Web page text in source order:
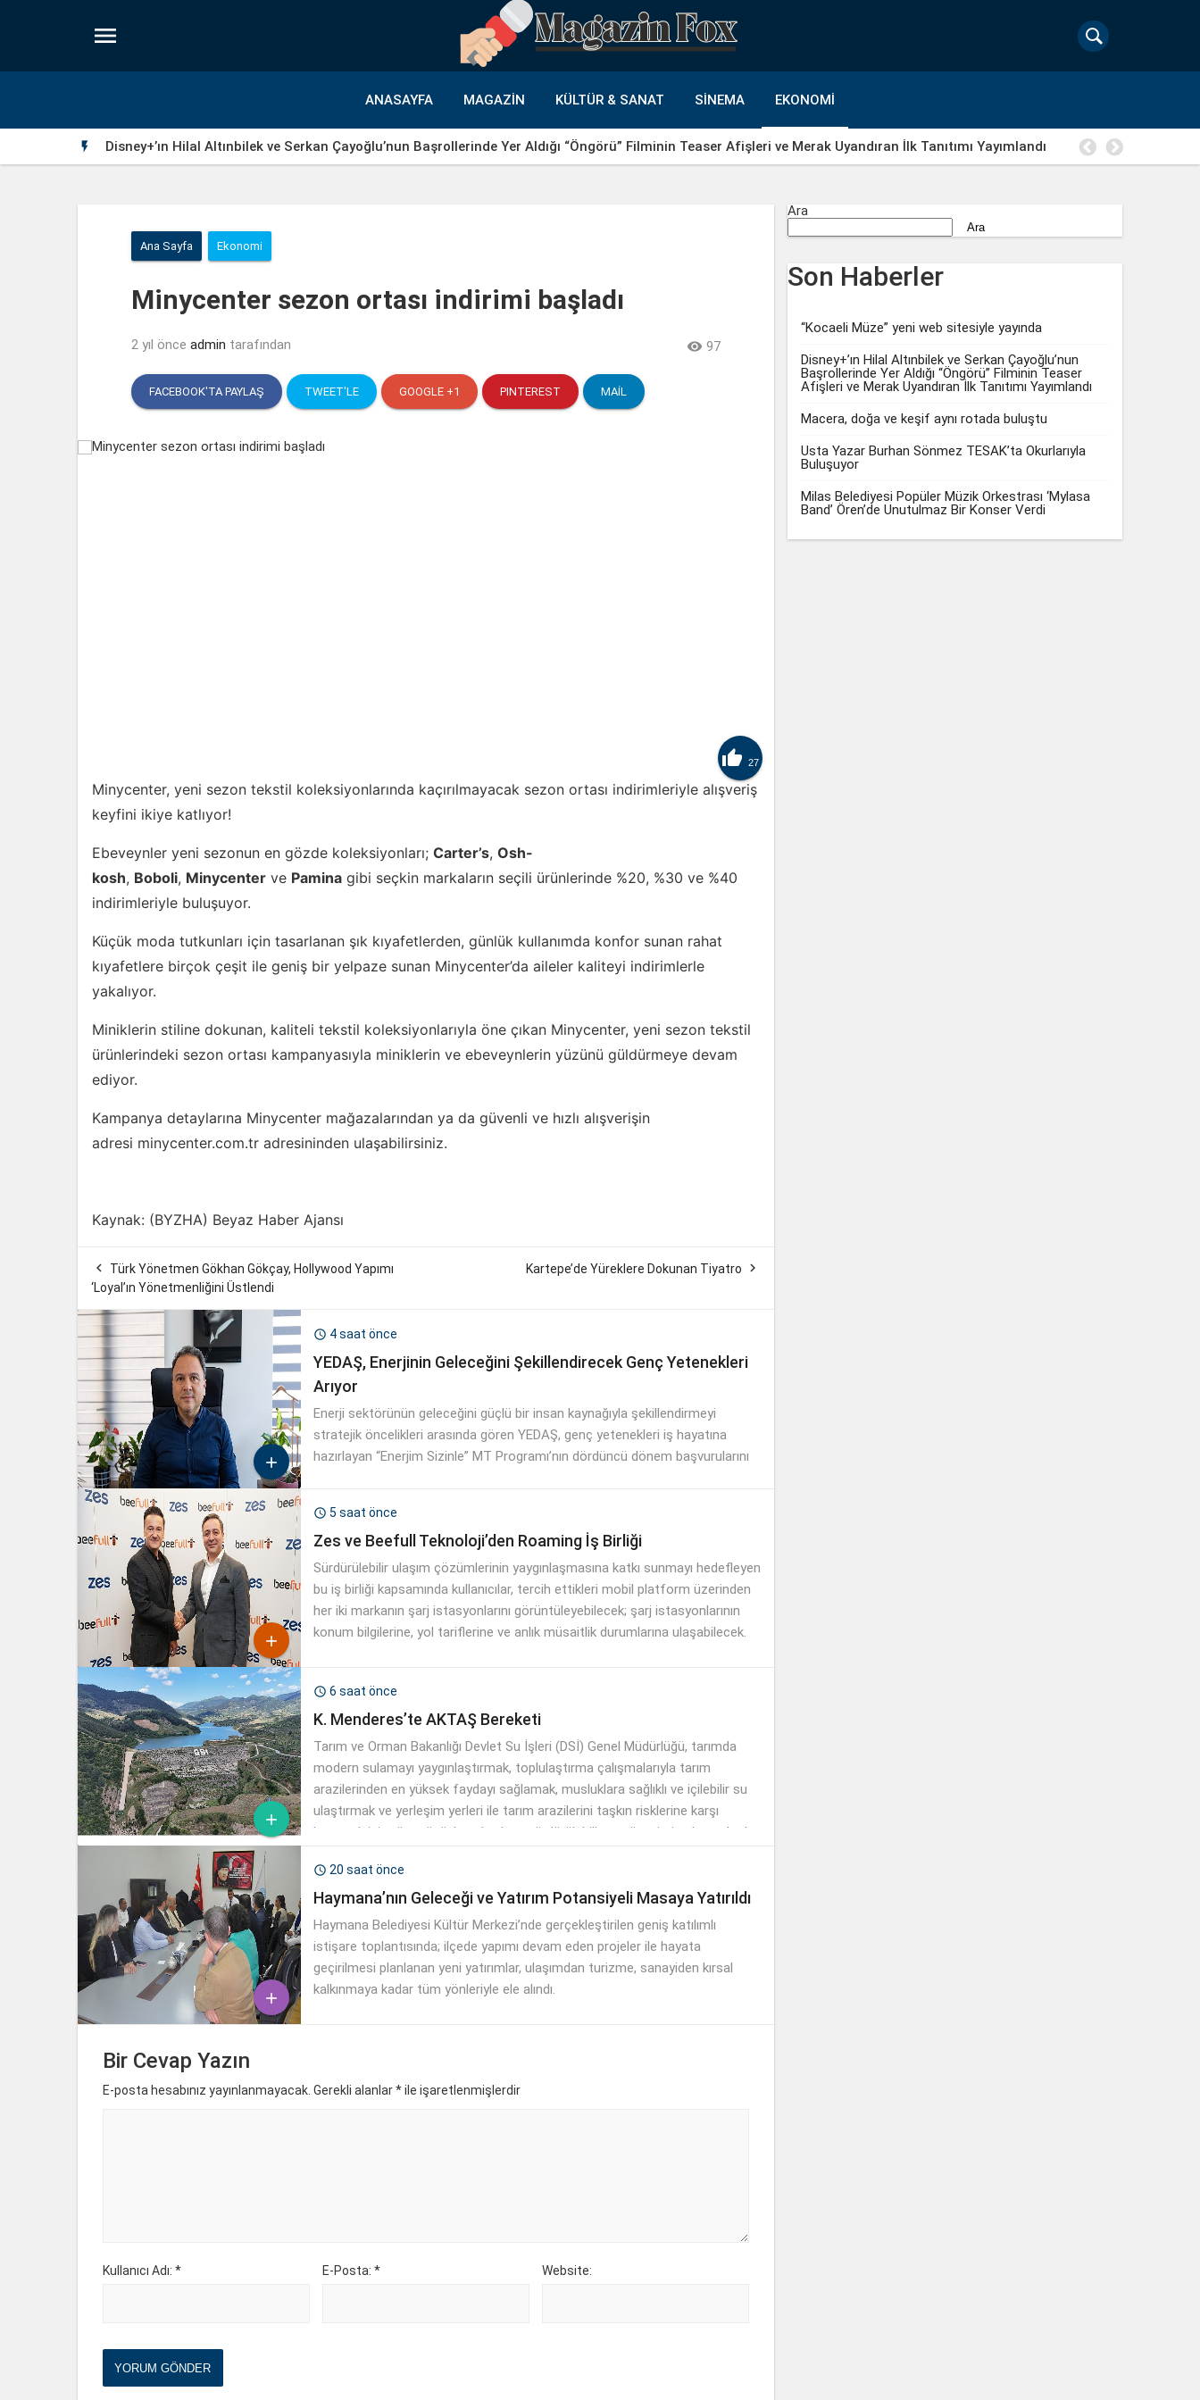

ANASAYFA MAGAZIN KÜLTÜR & SANAT SINEMA EKONOMI
 Disney+’ın Hilal Altınbilek ve Serkan Çayoğlu’nun Başrollerinde Yer Aldığı “Öngörü” Filminin Teaser Afişleri ve Merak Uyandıran İlk Tanıtımı Yayımlandı
Ana Sayfa Ekonomi
Minycenter sezon ortası indirimi başladı
2 yıl önce admin tarafından  97
FACEBOOK'TA PAYLAŞ TWEET'LE GOOGLE +1 PINTEREST MAIL
 27
Minycenter, yeni sezon tekstil koleksiyonlarında kaçırılmayacak sezon ortası indirimleriyle alışveriş
keyfini ikiye katlıyor!
Ebeveynler yeni sezonun en gözde koleksiyonları; Carter’s, Osh-
kosh, Boboli, Minycenter ve Pamina gibi seçkin markaların seçili ürünlerinde %20, %30 ve %40
indirimleriyle buluşuyor.
Küçük moda tutkunları için tasarlanan şık kıyafetlerden, günlük kullanımda konfor sunan rahat
kıyafetlere birçok çeşit ile geniş bir yelpaze sunan Minycenter’da aileler kaliteyi indirimlerle
yakalıyor.
Miniklerin stiline dokunan, kaliteli tekstil koleksiyonlarıyla öne çıkan Minycenter, yeni sezon tekstil
ürünlerindeki sezon ortası kampanyasıyla miniklerin ve ebeveynlerin yüzünü güldürmeye devam
ediyor.
Kampanya detaylarına Minycenter mağazalarından ya da güvenli ve hızlı alışverişin
adresi minycenter.com.tr adresininden ulaşabilirsiniz.
Kaynak: (BYZHA) Beyaz Haber Ajansı

Türk Yönetmen Gökhan Gökçay, Hollywood Yapımı
‘Loyal’ın Yönetmenliğini Üstlendi
Kartepe’de Yüreklere Dokunan Tiyatro 

 4 saat önce
YEDAŞ, Enerjinin Geleceğini Şekillendirecek Genç Yetenekleri
Arıyor
Enerji sektörünün geleceğini güçlü bir insan kaynağıyla şekillendirmeyi
stratejik öncelikleri arasında gören YEDAŞ, genç yetenekleri iş hayatına
hazırlayan “Enerjim Sizinle” MT Programı’nın dördüncü dönem başvurularını

 5 saat önce
Zes ve Beefull Teknoloji’den Roaming İş Birliği
Sürdürülebilir ulaşım çözümlerinin yaygınlaşmasına katkı sunmayı hedefleyen
bu iş birliği kapsamında kullanıcılar, tercih ettikleri mobil platform üzerinden
her iki markanın şarj istasyonlarını görüntüleyebilecek; şarj istasyonlarının
konum bilgilerine, yol tariflerine ve anlık müsaitlik durumlarına ulaşabilecek.

 6 saat önce
K. Menderes’te AKTAŞ Bereketi
Tarım ve Orman Bakanlığı Devlet Su İşleri (DSİ) Genel Müdürlüğü, tarımda
modern sulamayı yaygınlaştırmak, toplulaştırma çalışmalarıyla tarım
arazilerinden en yüksek faydayı sağlamak, musluklara sağlıklı ve içilebilir su
ulaştırmak ve yerleşim yerleri ile tarım arazilerini taşkın risklerine karşı
korumak için tüm gücüyle çalışırken, sürdürülebilir su yönetimi anlayışıyla da

 20 saat önce
Haymana’nın Geleceği ve Yatırım Potansiyeli Masaya Yatırıldı
Haymana Belediyesi Kültür Merkezi’nde gerçekleştirilen geniş katılımlı
istişare toplantısında; ilçede yapımı devam eden projeler ile hayata
geçirilmesi planlanan yeni yatırımlar, ulaşımdan turizme, sanayiden kırsal
kalkınmaya kadar tüm yönleriyle ele alındı.
Bir Cevap Yazın
E-posta hesabınız yayınlanmayacak. Gerekli alanlar*ile işaretlenmişlerdir
Kullanıcı Adı: * E-Posta: * Website:
YORUM GÖNDER
Ara
Ara
Son Haberler
“Kocaeli Müze” yeni web sitesiyle yayında
Disney+’ın Hilal Altınbilek ve Serkan Çayoğlu’nun
Başrollerinde Yer Aldığı “Öngörü” Filminin Teaser
Afişleri ve Merak Uyandıran İlk Tanıtımı Yayımlandı
Macera, doğa ve keşif aynı rotada buluştu
Usta Yazar Burhan Sönmez TESAK’ta Okurlarıyla
Buluşuyor
Milas Belediyesi Popüler Müzik Orkestrası ‘Mylasa
Band’ Ören’de Unutulmaz Bir Konser Verdi